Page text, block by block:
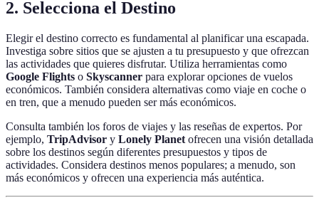
2. Selecciona el Destino
Elegir el destino correcto es fundamental al planificar una escapada.
Investiga sobre sitios que se ajusten a tu presupuesto y que ofrezcan
las actividades que quieres disfrutar. Utiliza herramientas como
Google Flights o Skyscanner para explorar opciones de vuelos
económicos. También considera alternativas como viaje en coche o
en tren, que a menudo pueden ser más económicos.
Consulta también los foros de viajes y las reseñas de expertos. Por
ejemplo, TripAdvisor y Lonely Planet ofrecen una visión detallada
sobre los destinos según diferentes presupuestos y tipos de
actividades. Considera destinos menos populares; a menudo, son
más económicos y ofrecen una experiencia más auténtica.